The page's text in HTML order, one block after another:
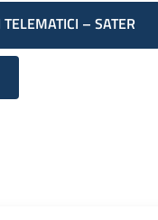
– SATER